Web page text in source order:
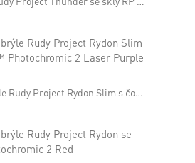
Fotochromatické brýle Rudy Project Rydon Slim s čočkami ImpactX™ Photochromic 2 Laser Purple